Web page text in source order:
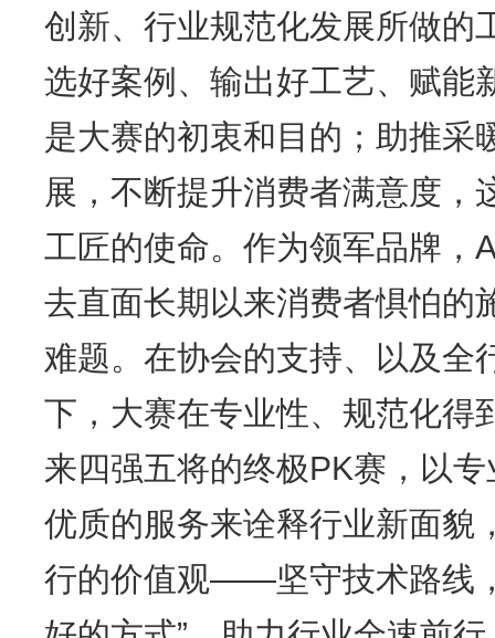
创新、行业规范化发展所做的
选好案例、输出好工艺、赋能
是大赛的初衷和目的；助推采
展，不断提升消费者满意度，
工匠的使命。作为领军品牌，
去直面长期以来消费者惧怕的
难题。在协会的支持、以及全
下，大赛在专业性、规范化得
来四强五将的终极PK赛，以
优质的服务来诠释行业新面貌
行的价值观——坚守技术路线